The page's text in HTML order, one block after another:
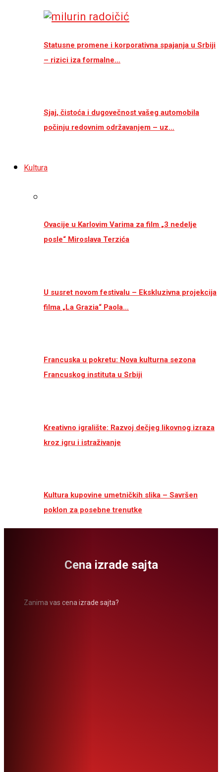
Statusne promene i korporativna spajanja u Srbiji
– rizici iza formalne…
Sjaj, čistoća i dugovečnost vašeg automobila
počinju redovnim održavanjem – uz…
Kultura
Ovacije u Karlovim Varima za film „3 nedelje
posle“ Miroslava Terzića
U susret novom festivalu – Ekskluzivna projekcija
filma „La Grazia“ Paola…
Francuska u pokretu: Nova kulturna sezona
Francuskog instituta u Srbiji
Kreativno igralište: Razvoj dečjeg likovnog izraza
kroz igru i istraživanje
Kultura kupovine umetničkih slika – Savršen
poklon za posebne trenutke
Cena izrade sajta
Zanima vas cena izrade sajta?